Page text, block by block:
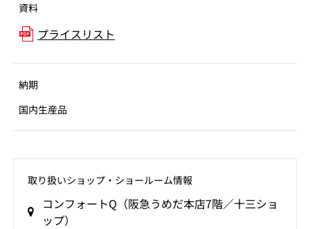
資料
プライスリスト
納期
国内生産品
取り扱いショップ‧ショールーム情報
コンフォートQ（阪急うめだ本店7階／十三ショ
ップ）